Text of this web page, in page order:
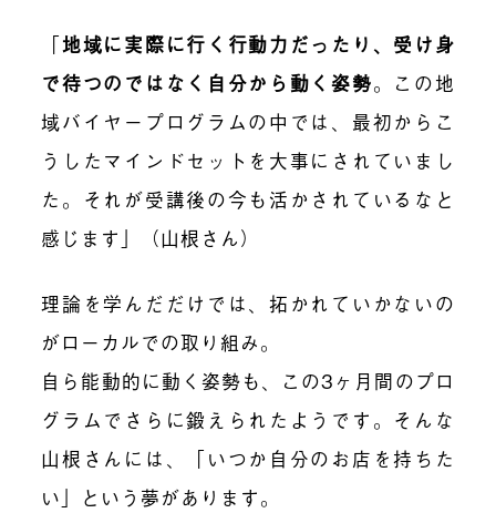
「地域に実際に行く行動力だったり、受け身
で待つのではなく自分から動く姿勢。この地
域バイヤープログラムの中では、最初からこ
うしたマインドセットを大事にされていまし
た。それが受講後の今も活かされているなと
感じます」（山根さん）
理論を学んだだけでは、拓かれていかないの
がローカルでの取り組み。
自ら能動的に動く姿勢も、この3ヶ月間のプロ
グラムでさらに鍛えられたようです。そんな
山根さんには、「いつか自分のお店を持ちた
い」という夢があります。